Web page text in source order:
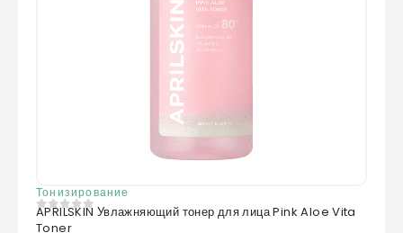
Тонизирование
0из 5
APRILSKIN Увлажняющий тонер для лица Pink Aloe Vita
Toner